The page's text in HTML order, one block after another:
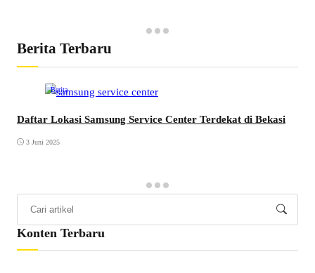
Berita Terbaru
Berita
Daftar Lokasi Samsung Service Center Terdekat di Bekasi
3 Juni 2025
Konten Terbaru